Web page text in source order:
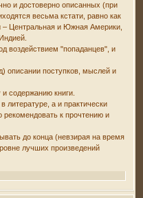
и достоверно описанных (при
весьма кстати, равно как
– Центральная и Южная Америки,
воздействием "попаданцев", и
описании поступков, мыслей и
содержанию книги.
литературе, а и практически
к прочтению и
до конца (невзирая на время
лучших произведений